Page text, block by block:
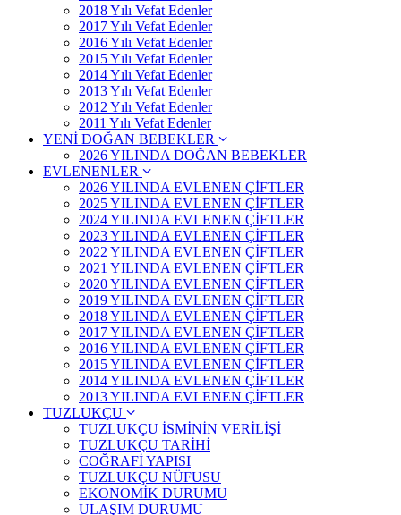
2018 Yılı Vefat Edenler
2017 Yılı Vefat Edenler
2016 Yılı Vefat Edenler
2015 Yılı Vefat Edenler
2014 Yılı Vefat Edenler
2013 Yılı Vefat Edenler
2012 Yılı Vefat Edenler
2011 Yılı Vefat Edenler
YENİ DOĞAN BEBEKLER
2026 YILINDA DOĞAN BEBEKLER
EVLENENLER
2026 YILINDA EVLENEN ÇİFTLER
2025 YILINDA EVLENEN ÇİFTLER
2024 YILINDA EVLENEN ÇİFTLER
2023 YILINDA EVLENEN ÇİFTLER
2022 YILINDA EVLENEN ÇİFTLER
2021 YILINDA EVLENEN ÇİFTLER
2020 YILINDA EVLENEN ÇİFTLER
2019 YILINDA EVLENEN ÇİFTLER
2018 YILINDA EVLENEN ÇİFTLER
2017 YILINDA EVLENEN ÇİFTLER
2016 YILINDA EVLENEN ÇİFTLER
2015 YILINDA EVLENEN ÇİFTLER
2014 YILINDA EVLENEN ÇİFTLER
2013 YILINDA EVLENEN ÇİFTLER
TUZLUKÇU
TUZLUKÇU İSMİNİN VERİLİŞİ
TUZLUKÇU TARİHİ
COĞRAFİ YAPISI
TUZLUKÇU NÜFUSU
EKONOMİK DURUMU
ULAŞIM DURUMU